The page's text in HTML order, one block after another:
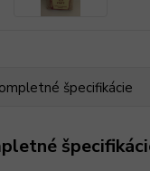
špecifikácie